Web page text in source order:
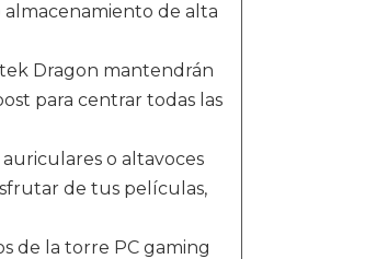
almacenamiento de alta
Dragon mantendrán
para centrar todas las
o altavoces
de tus películas,
de la torre PC gaming